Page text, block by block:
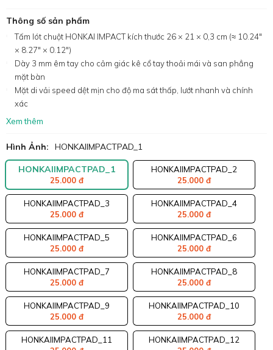
Thông số sản phẩm
Tấm lót chuột HONKAI IMPACT kích thước 26 × 21 × 0,3 cm (≈ 10.24″
× 8.27″ × 0.12″)
Dày 3 mm êm tay cho cảm giác kê cổ tay thoải mái và san phẳng
mặt bàn
Mặt di vải speed dệt mịn cho độ ma sát thấp, lướt nhanh và chính
xác
Xem thêm
Hình Ảnh: HONKAIIMPACTPAD_1
HONKAIIMPACTPAD_1
25.000 đ
HONKAIIMPACTPAD_2
25.000 đ
HONKAIIMPACTPAD_3
25.000 đ
HONKAIIMPACTPAD_4
25.000 đ
HONKAIIMPACTPAD_5
25.000 đ
HONKAIIMPACTPAD_6
25.000 đ
HONKAIIMPACTPAD_7
25.000 đ
HONKAIIMPACTPAD_8
25.000 đ
HONKAIIMPACTPAD_9
25.000 đ
HONKAIIMPACTPAD_10
25.000 đ
HONKAIIMPACTPAD_11
HONKAIIMPACTPAD_12